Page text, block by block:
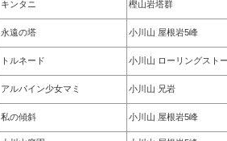
キンタニ 樫山岩塔群
永遠の塔 小川山 屋根岩5峰
トルネード 小川山 ローリングスト
アルパイン少女マミ 小川山 兄岩
私の傾斜 小川山 屋根岩5峰